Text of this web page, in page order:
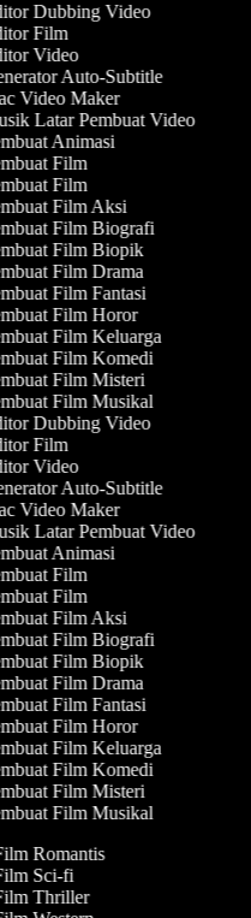
Dubbing Video
Film
Video
Auto-Subtitle
Video Maker
Latar Pembuat Video
Animasi
Film
Film
Film Aksi
Film Biografi
Film Biopik
Film Drama
Film Fantasi
Film Horor
Film Keluarga
Film Komedi
Film Misteri
Film Musikal
Dubbing Video
Film
Video
Auto-Subtitle
Video Maker
Latar Pembuat Video
Animasi
Film
Film
Film Aksi
Film Biografi
Film Biopik
Film Drama
Film Fantasi
Film Horor
Film Keluarga
Film Komedi
Film Misteri
Film Musikal
Romantis
Sci-fi
Thriller